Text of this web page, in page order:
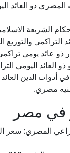
الاسلامية ـ صندوق
الدورى 1690.5600
(يوم بـ يوم دولار) 13.609220 دولار،
اليومي التراكمي (يوم
العائد اليومي